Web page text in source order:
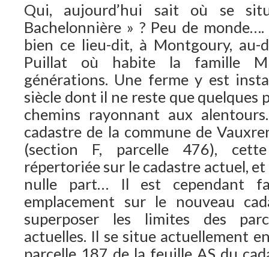
Qui, aujourd’hui sait où se
Bachelonnière » ? Peu de
bien ce lieu-dit, à Montgoury, au-
Puillat où habite la famille
générations. Une ferme y est
siècle dont il ne reste que quelques
chemins rayonnant aux
cadastre de la commune de
(section F, parcelle 476),
répertoriée sur le cadastre actuel,
nulle part… Il est cependant
emplacement sur le nouveau
superposer les limites des
actuelles. Il se situe actuellement
parcelle 187 de la feuille AS du